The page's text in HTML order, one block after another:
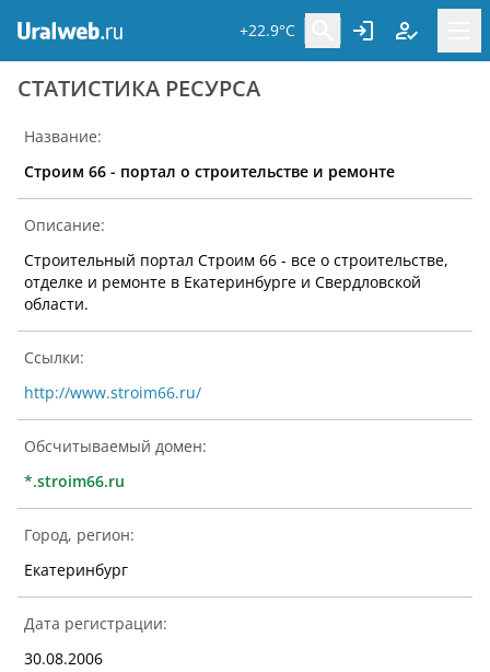
+22.9°C
CТАТИСТИКА РЕСУРСА
Название:
Строим 66 - портал о строительстве и ремонте
Описание:
Строительный портал Строим 66 - все о строительстве,
отделке и ремонте в Екатеринбурге и Свердловской
области.
Ссылки:
http://www.stroim66.ru/
Обсчитываемый домен:
*.stroim66.ru
Город, регион:
Екатеринбург
Дата регистрации:
30.08.2006